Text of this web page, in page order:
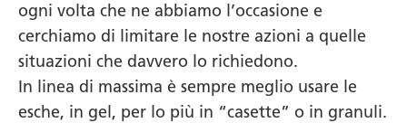
ogni volta che ne abbiamo l’occasione e
cerchiamo di limitare le nostre azioni a quelle
situazioni che davvero lo richiedono.
In linea di massima è sempre meglio usare le
esche, in gel, per lo più in “casette” o in granuli.